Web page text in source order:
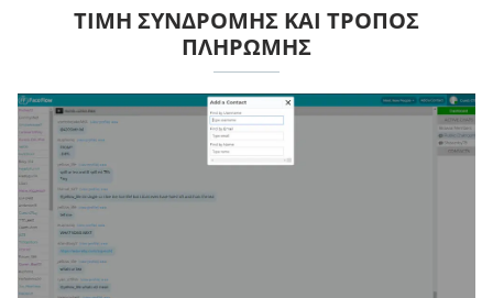
ΤΙΜΉ ΣΥΝΔΡΟΜΉΣ ΚΑΙ ΤΡΌΠΟΣ
ΠΛΗΡΩΜΉΣ